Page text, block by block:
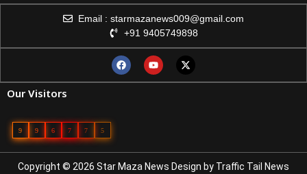
Email : starmazanews009@gmail.com
+91 9405749898
Our Visitors
9 9 6 7 7 5
Copyright © 2026 Star Maza News Design by Traffic Tail News